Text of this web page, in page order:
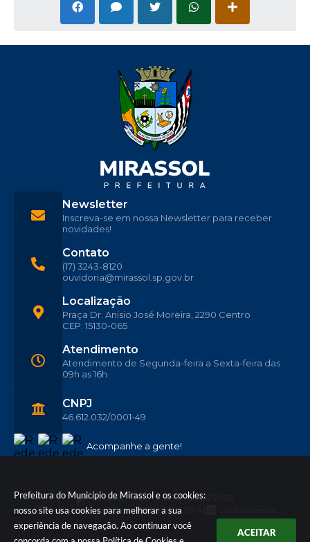
Prefeitura do Município de Mirassol e os cookies:
nosso site usa cookies para melhorar a sua
experiência de navegação. Ao continuar você
ACEITAR
Acompanhe a gente!
Localização
Praça Dr. Anisio José Moreira, 2290 Centro
CEP: 15130-065
Contato
(17) 3243-8120
ouvidoria@mirassol.sp.gov.br
Atendimento
Atendimento de Segunda-feira a Sexta-feira das
09h as 16h
CNPJ
46.612.032/0001-49
Newsletter
Inscreva-se em nossa Newsletter para receber
novidades!
Versão do Sistema: 3.5.3 - 19/06/2026
Portal atualizado em:07/08/2026 09:46